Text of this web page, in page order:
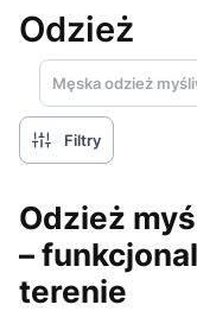
Odzież
Męska odzież
Filtry
Odzież
–
terenie